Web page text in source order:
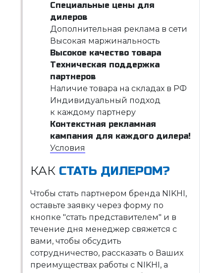
Специальные цены для
дилеров
Дополнительная реклама в сети
Высокая маржинальность
Высокое качество товара
Техническая поддержка
партнеров
Наличие товара на складах в РФ
Индивидуальный подход
к каждому партнеру
Контекстная рекламная
кампания для каждого дилера!
Условия
КАК СТАТЬ ДИЛЕРОМ?
Чтобы стать партнером бренда NIKHI,
оставьте заявку через форму по
кнопке "стать представителем" и в
течение дня менеджер свяжется с
вами, чтобы обсудить
сотрудничество, рассказать о Ваших
преимуществах работы с NIKHI, а